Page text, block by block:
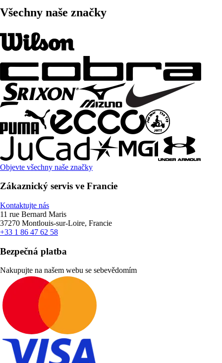
Všechny naše značky
Objevte všechny naše značky
Zákaznický servis ve Francie
Kontaktujte nás
11 rue Bernard Maris
37270 Montlouis-sur-Loire, Francie
+33 1 86 47 62 58
Bezpečná platba
Nakupujte na našem webu se sebevědomím